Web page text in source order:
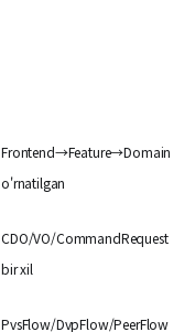
Frontend→Feature→Domain
o'rnatilgan
CDO/VO/CommandRequest
bir xil
PvsFlow/DvpFlow/PeerFlow